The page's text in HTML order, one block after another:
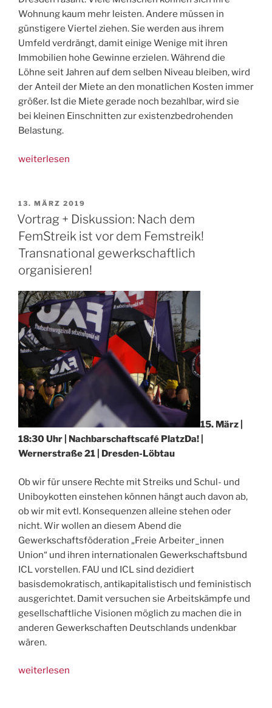
Wohnung kaum mehr leisten. Andere müssen in
günstigere Viertel ziehen. Sie werden aus ihrem
Umfeld verdrängt, damit einige Wenige mit ihren
Immobilien hohe Gewinne erzielen. Während die
Löhne seit Jahren auf dem selben Niveau bleiben, wird
der Anteil der Miete an den monatlichen Kosten immer
größer. Ist die Miete gerade noch bezahlbar, wird sie
bei kleinen Einschnitten zur existenzbedrohenden
Belastung.
„Demo
Dresdens
Mietenwahnsinn
stoppen!“
weiterlesen
VERÖFFENTLICHT
AM
13. MÄRZ 2019
Vortrag + Diskussion: Nach dem
FemStreik ist vor dem Femstreik!
Transnational gewerkschaftlich
organisieren!
15. März |
18:30 Uhr | Nachbarschaftscafé PlatzDa! |
Wernerstraße 21 | Dresden-Löbtau
Ob wir für unsere Rechte mit Streiks und Schul- und
Uniboykotten einstehen können hängt auch davon ab,
ob wir mit evtl. Konsequenzen alleine stehen oder
nicht. Wir wollen an diesem Abend die
Gewerkschaftsföderation „Freie Arbeiter_innen
Union“ und ihren internationalen Gewerkschaftsbund
ICL vorstellen. FAU und ICL sind dezidiert
basisdemokratisch, antikapitalistisch und feministisch
ausgerichtet. Damit versuchen sie Arbeitskämpfe und
gesellschaftliche Visionen möglich zu machen die in
anderen Gewerkschaften Deutschlands undenkbar
wären.
„Vortrag
weiterlesen